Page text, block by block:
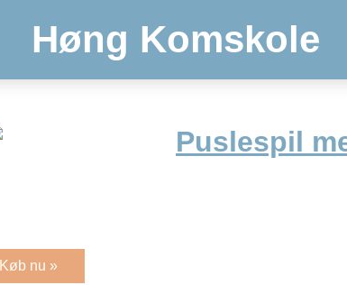
Høng Komskole
Puslespil
Køb nu »